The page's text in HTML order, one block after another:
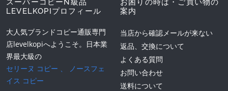
LEVELKOPIプロフィール
大人気ブランドコピー通販専門
店levelkopiへようこそ。日本業
界最大級の
セリーヌ コピー
ノースフェ
イス コピー
案内
当店から確認メールが来ない
返品、交換について
よくある質問
お問い合わせ
送料について